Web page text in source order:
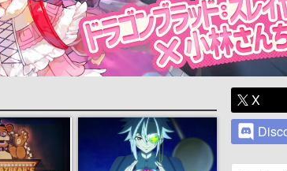
X